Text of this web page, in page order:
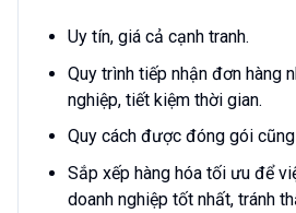
Uy tín, giá cả cạnh tranh.
Quy trình tiếp nhận đơn hàng
nghiệp, tiết kiệm thời gian.
Quy cách được đóng gói
Sắp xếp hàng hóa tối ưu để
doanh nghiệp tốt nhất, tránh